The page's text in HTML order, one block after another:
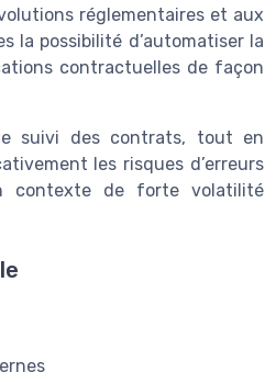
réglementaires et aux
la possibilité d’automatiser la
contractuelles de façon
suivi des contrats, tout en
les risques d’erreurs
contexte de forte volatilité